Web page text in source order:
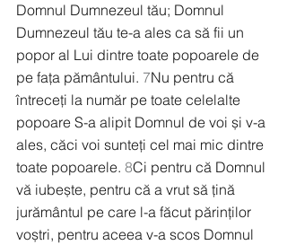
Domnul Dumnezeul tău; Domnul
Dumnezeul tău te-a ales ca să fii un
popor al Lui dintre toate popoarele de
pe fața pământului. 7Nu pentru că
întreceți la număr pe toate celelalte
popoare S-a alipit Domnul de voi și v-a
ales, căci voi sunteți cel mai mic dintre
toate popoarele. 8Ci pentru că Domnul
vă iubește, pentru că a vrut să țină
jurământul pe care l-a făcut părinților
voștri, pentru aceea v-a scos Domnul